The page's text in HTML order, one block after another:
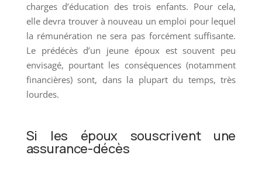
charges d’éducation des trois enfants. Pour cela,
elle devra trouver à nouveau un emploi pour lequel
la rémunération ne sera pas forcément suffisante.
Le prédécès d’un jeune époux est souvent peu
envisagé, pourtant les conséquences (notamment
financières) sont, dans la plupart du temps, très
lourdes.
Si les époux souscrivent une
assurance-décès